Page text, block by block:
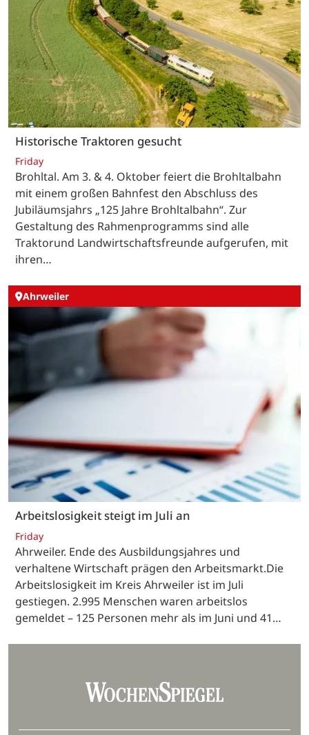
Historische Traktoren gesucht
Friday
Brohltal. Am 3. & 4. Oktober feiert die Brohltalbahn
mit einem großen Bahnfest den Abschluss des
Jubiläumsjahrs „125 Jahre Brohltalbahn“. Zur
Gestaltung des Rahmenprogramms sind alle
Traktorund Landwirtschaftsfreunde aufgerufen, mit
ihren…
Ahrweiler
Arbeitslosigkeit steigt im Juli an
Friday
Ahrweiler. Ende des Ausbildungsjahres und
verhaltene Wirtschaft prägen den Arbeitsmarkt.Die
Arbeitslosigkeit im Kreis Ahrweiler ist im Juli
gestiegen. 2.995 Menschen waren arbeitslos
gemeldet – 125 Personen mehr als im Juni und 41…